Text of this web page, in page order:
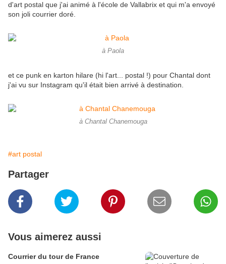
d'art postal que j'ai animé à l'école de Vallabrix et qui m'a envoyé
son joli courrier doré.
à Paola
et ce punk en karton hilare (hi l'art... postal !) pour Chantal dont
j'ai vu sur Instagram qu'il était bien arrivé à destination.
à Chantal Chanemouga
#art postal
Partager
Vous aimerez aussi
Courrier du tour de France